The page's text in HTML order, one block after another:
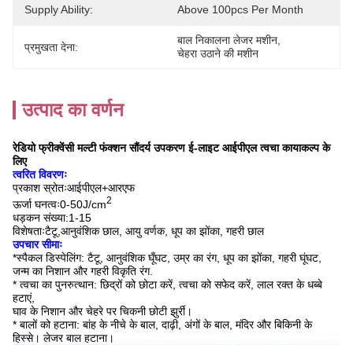
Supply Ability: Above 100pcs Per Month
प्रमुखता देना:
बाल निकालना लेजर मशीन
चेहरा उठाने की मशीन
उत्पाद का वर्णन
रेडियो फ्रीक्वेंसी मल्टी फंक्शन सौंदर्य उपकरण ई-लाइट आईपीएल त्वचा कायाकल्प के
लिए
त्वरित विवरणः
प्रकाश स्रोतःआईपीएल+आरएफ
ऊर्जा घनत्वः0-50J/cm2
धड़कन संख्या:1-15
विशेषताःटैटू,आनुवंशिक छाल, आयु वर्णक, धूप का झोंका, गहरी छाल
उपचार सीमाः
*स्पैकल डिस्पेलिंग: टैटू, आनुवंशिक घूँघट, उम्र का रंग, धूप का झोंका, गहरी घूंघट,
जन्म का निशान और गहरी विकृति रंग.
* त्वचा का पुनरुत्थान: छिद्रों को छोटा करें, त्वचा को सफेद करें, लाल रक्त के धब्बे
हटाएं,
घाव के निशान और चेहरे पर चिकनी छोटी झुर्री।
* बालों को हटाना: बांह के नीचे के बाल, दाढ़ी, अंगों के बाल, मंदिर और बिकिनी के
हिस्से। लेजर बाल हटाना।